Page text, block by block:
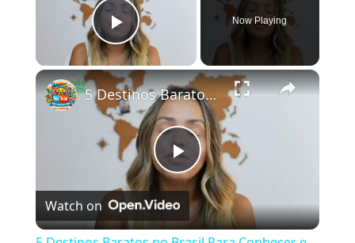
Play Video
Now Playing
×
Play Video
5 Destinos Baratos no Brasil Para Conhecer e Amar! 🇧🇷✨
Watch on